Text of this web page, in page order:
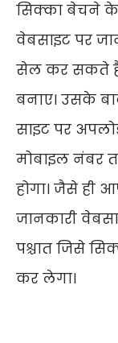
सिक्का बेचने
वेबसाइट पर
सेल कर सकते
बनाए। उसके
साइट पर
मोबाइल नंबर
होगा। जैसे ही
जानकारी
पश्चात जिसे
कर लेगा।